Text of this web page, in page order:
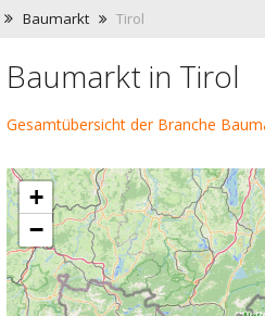
Baumarkt Tirol
Baumarkt in Tirol
Gesamtübersicht der Branche
+
−